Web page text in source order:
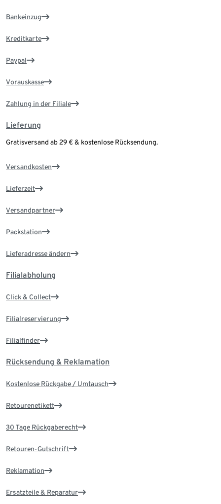
Bankeinzug
Kreditkarte
Paypal
Vorauskasse
Zahlung in der Filiale
Lieferung
Gratisversand ab 29 € & kostenlose Rücksendung.
Versandkosten
Lieferzeit
Versandpartner
Packstation
Lieferadresse ändern
Filialabholung
Click & Collect
Filialreservierung
Filialfinder
Rücksendung & Reklamation
Kostenlose Rückgabe / Umtausch
Retourenetikett
30 Tage Rückgaberecht
Retouren-Gutschrift
Reklamation
Ersatzteile & Reparatur